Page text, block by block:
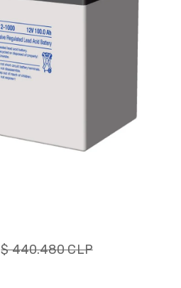
$ 440.480 CLP